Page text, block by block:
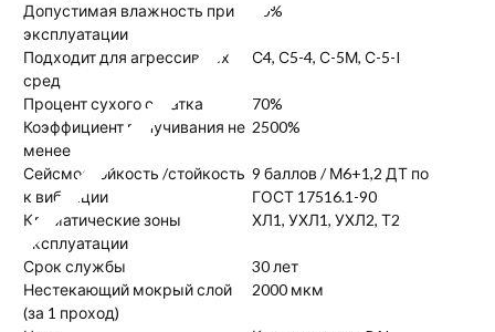
Допустимая влажность при
эксплуатации
90%
Подходит для агрессивных
сред
С4, С5-4, С-5М, С-5-I
Процент сухого остатка
70%
Коэффициент вспучивания не
менее
2500%
Сейсмостойкость /стойкость
к вибрации
9 баллов / М6+1,2 ДТ по
ГОСТ 17516.1-90
Климатические зоны
эксплуатации
ХЛ1, УХЛ1, УХЛ2, Т2
Срок службы
30 лет
Нестекающий мокрый слой
(за 1 проход)
2000 мкм